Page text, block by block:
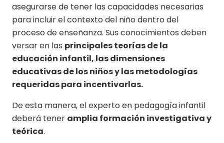
asegurarse de tener las capacidades necesarias
para incluir el contexto del niño dentro del
proceso de enseñanza. Sus conocimientos deben
versar en las principales teorías de la
educación infantil, las dimensiones
educativas de los niños y las metodologías
requeridas para incentivarlas.
De esta manera, el experto en pedagogía infantil
deberá tener amplia formación investigativa y
teórica.